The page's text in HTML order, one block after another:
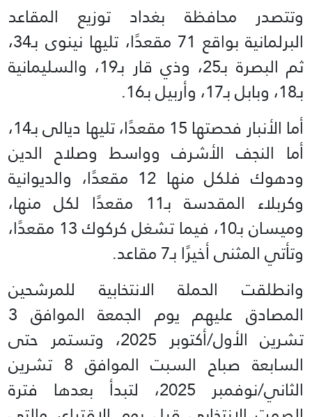
وتتصدر محافظة بغداد توزيع المقاعد
البرلمانية بواقع 71 مقعدًا، تليها نينوى بـ34،
ثم البصرة بـ25، وذي قار بـ19، والسليمانية
بـ18، وبابل بـ17، وأربيل بـ16.
أما الأنبار فحصتها 15 مقعدًا، تليها ديالى بـ14،
أما النجف الأشرف وواسط وصلاح الدين
ودهوك فلكل منها 12 مقعدًا، والديوانية
وكربلاء المقدسة بـ11 مقعدًا لكل منها،
وميسان بـ10، فيما تشغل كركوك 13 مقعدًا،
وتأتي المثنى أخيرًا بـ7 مقاعد.
وانطلقت الحملة الانتخابية للمرشحين
المصادق عليهم يوم الجمعة الموافق 3
تشرين الأول/أكتوبر 2025، وتستمر حتى
السابعة صباح السبت الموافق 8 تشرين
الثاني/نوفمبر 2025، لتبدأ بعدها فترة